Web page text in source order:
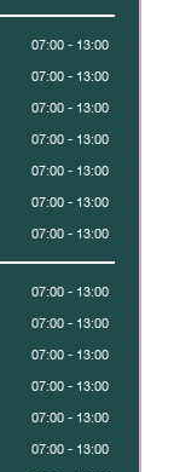
07:00 - 13:00
07:00 - 13:00
07:00 - 13:00
07:00 - 13:00
07:00 - 13:00
07:00 - 13:00
07:00 - 13:00
07:00 - 13:00
07:00 - 13:00
07:00 - 13:00
07:00 - 13:00
07:00 - 13:00
07:00 - 13:00